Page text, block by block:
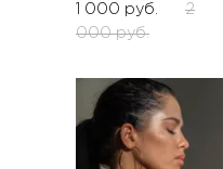
1 000 руб.
2
000 руб.